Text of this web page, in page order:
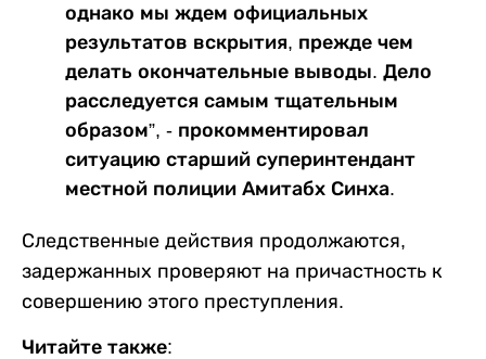
однако мы ждем официальных
результатов вскрытия, прежде чем
делать окончательные выводы. Дело
расследуется самым тщательным
образом”, - прокомментировал
ситуацию старший суперинтендант
местной полиции Амитабх Синха.
Следственные действия продолжаются,
задержанных проверяют на причастность к
совершению этого преступления.
Читайте также: